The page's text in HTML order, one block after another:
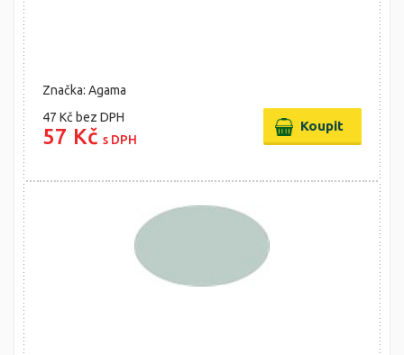
Značka: Agama
47 Kč bez DPH
57 Kč s DPH